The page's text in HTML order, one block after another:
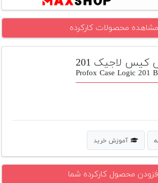
مشاهده محصولات کارکرده
لاجیک 201
Profox Case Logic 201
آموزش خرید
محصول کارکرده شما